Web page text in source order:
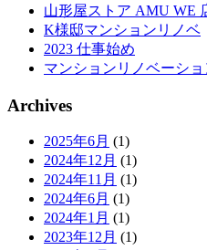
山形屋ストア AMU WE
K様邸マンションリノベ
2023 仕事始め
マンションリノベーショ
Archives
2025年6月 (1)
2024年12月 (1)
2024年11月 (1)
2024年6月 (1)
2024年1月 (1)
2023年12月 (1)